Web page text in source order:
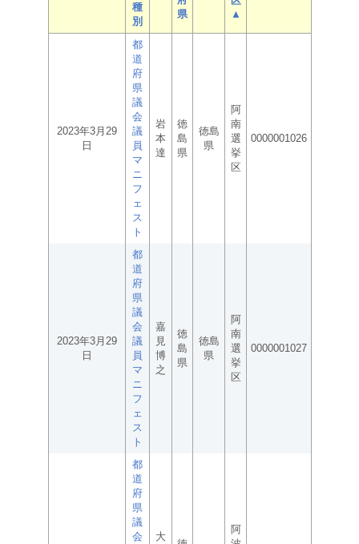
種
別
県
▲
2023年3月29
日
都
道
府
県
議
会
議
員
マ
ニ
フ
ェ
ス
ト
岩
本
達
徳
島
県
徳島
県
阿
南
選
挙
区
0000001026
2023年3月29
日
都
道
府
県
議
会
議
員
マ
ニ
フ
ェ
ス
ト
嘉
見
博
之
徳
島
県
徳島
県
阿
南
選
挙
区
0000001027
都
道
府
県
議
会
大
阿